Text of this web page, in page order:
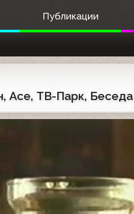
Публикации
Ace, ТВ-Парк, Беседа